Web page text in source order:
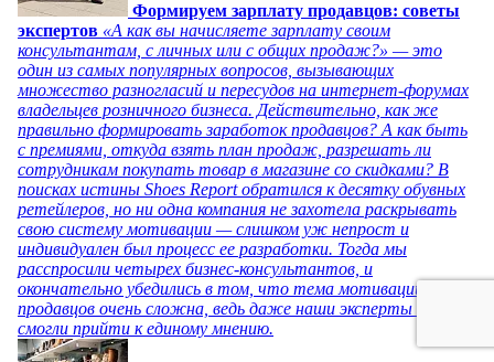
Формируем зарплату продавцов: советы
экспертов «А как вы начисляете зарплату своим
консультантам, с личных или с общих продаж?» — это
один из самых популярных вопросов, вызывающих
множество разногласий и пересудов на интернет-форумах
владельцев розничного бизнеса. Действительно, как же
правильно формировать заработок продавцов? А как быть
с премиями, откуда взять план продаж, разрешать ли
сотрудникам покупать товар в магазине со скидками? В
поисках истины Shoes Report обратился к десятку обувных
ретейлеров, но ни одна компания не захотела раскрывать
свою систему мотивации — слишком уж непрост и
индивидуален был процесс ее разработки. Тогда мы
расспросили четырех бизнес-консультантов, и
окончательно убедились в том, что тема мотивации
продавцов очень сложна, ведь даже наши эксперты не
смогли прийти к единому мнению.